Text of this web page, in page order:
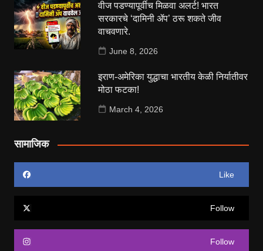
वीज पडण्यापूर्वीच मिळवा अलर्ट! भारत
सरकारचे ‘दामिनी ॲप’ ठरू शकते जीव
वाचवणारे.
June 8, 2026
इराण-अमेरिका युद्धाचा भारतीय केळी निर्यातीवर
मोठा फटका!
March 4, 2026
सामाजिक
Like
Follow
Follow